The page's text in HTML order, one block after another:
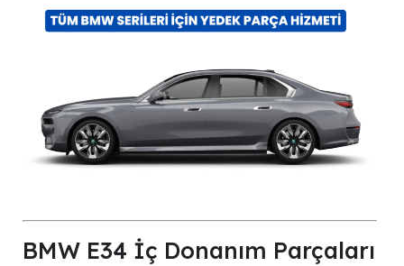
BMW E34 İç Donanım Parçaları